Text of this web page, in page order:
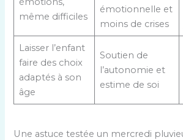
même difficiles
émotionnelle et
moins de crises
Laisser l’enfant
faire des choix
adaptés à son
âge
Soutien de
l’autonomie et
estime de soi
Une astuce testée un mercredi